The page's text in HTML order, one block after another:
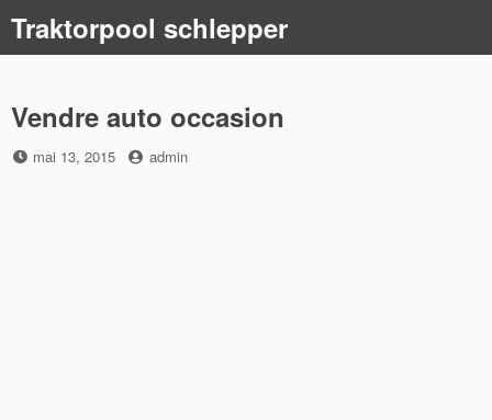
content
Traktorpool schlepper
Vendre auto occasion
Posted
mai 13, 2015 by
admin